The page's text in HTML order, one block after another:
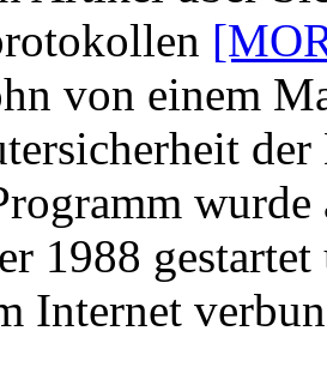
von einem
wurde
1988
Internet